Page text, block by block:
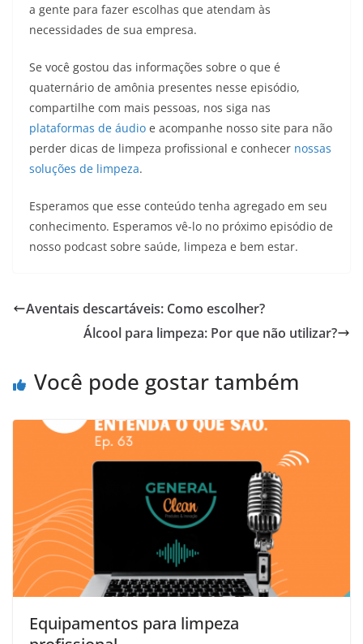
a gente para fazer escolhas que atendam às
necessidades de sua empresa.
Se você gostou das informações sobre o que é
quaternário de amônia presentes nesse episódio,
compartilhe com mais pessoas, nos siga nas
plataformas de áudio e acompanhe nosso site para não
perder dicas de limpeza profissional e conhecer nossas
soluções de limpeza.
Esperamos que esse conteúdo tenha agregado em seu
conhecimento. Esperamos vê-lo no próximo episódio de
nosso podcast sobre saúde, limpeza e bem estar.
Aventais descartáveis: Como escolher?
Álcool para limpeza: Por que não utilizar?
Você pode gostar também
Equipamentos para limpeza